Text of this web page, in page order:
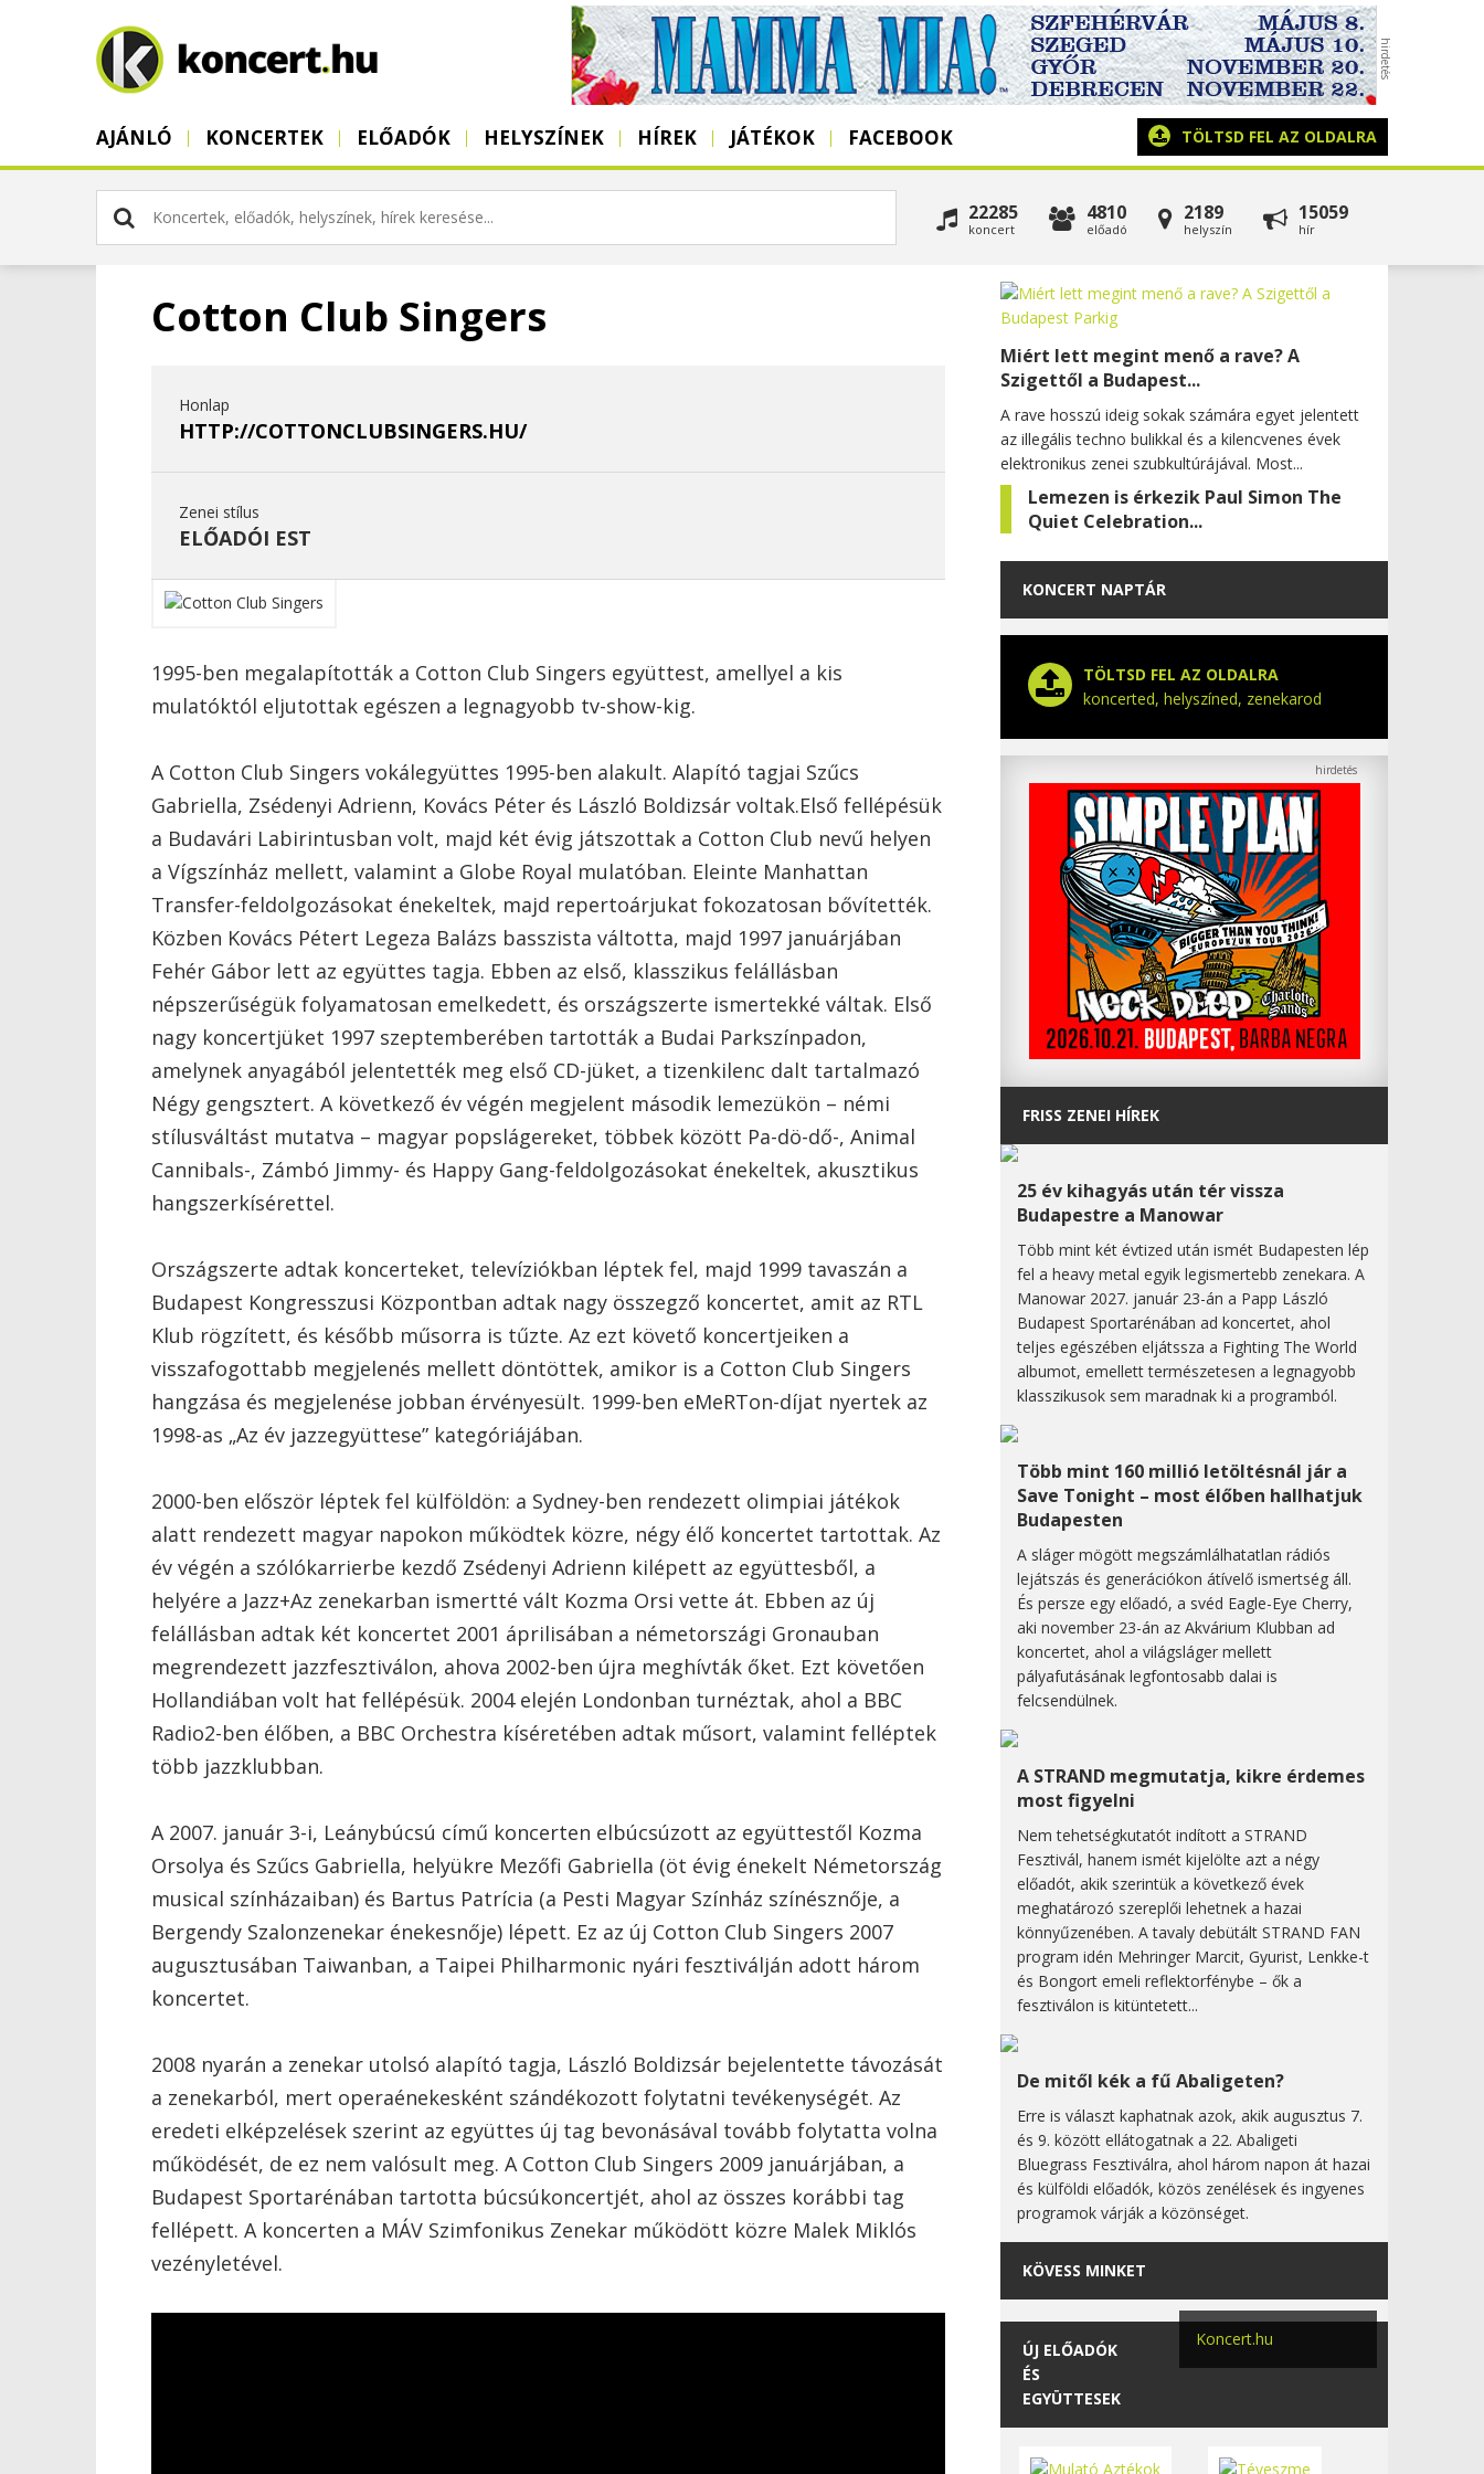
AJÁNLÓ KONCERTEK ELŐADÓK HELYSZÍNEK HÍREK JÁTÉKOK FACEBOOK TÖLTSD FEL AZ OLDALRA
22285
koncert
4810
előadó
2189
helyszín
15059
hír
Cotton Club Singers
Honlap
HTTP://COTTONCLUBSINGERS.HU/
Zenei stílus
ELŐADÓI EST
1995-ben megalapították a Cotton Club Singers együttest, amellyel a kis
mulatóktól eljutottak egészen a legnagyobb tv-show-kig.
A Cotton Club Singers vokálegyüttes 1995-ben alakult. Alapító tagjai Szűcs
Gabriella, Zsédenyi Adrienn, Kovács Péter és László Boldizsár voltak.Első fellépésük
a Budavári Labirintusban volt, majd két évig játszottak a Cotton Club nevű helyen
a Vígszínház mellett, valamint a Globe Royal mulatóban. Eleinte Manhattan
Transfer-feldolgozásokat énekeltek, majd repertoárjukat fokozatosan bővítették.
Közben Kovács Pétert Legeza Balázs basszista váltotta, majd 1997 januárjában
Fehér Gábor lett az együttes tagja. Ebben az első, klasszikus felállásban
népszerűségük folyamatosan emelkedett, és országszerte ismertekké váltak. Első
nagy koncertjüket 1997 szeptemberében tartották a Budai Parkszínpadon,
amelynek anyagából jelentették meg első CD-jüket, a tizenkilenc dalt tartalmazó
Négy gengsztert. A következő év végén megjelent második lemezükön – némi
stílusváltást mutatva – magyar popslágereket, többek között Pa-dö-dő-, Animal
Cannibals-, Zámbó Jimmy- és Happy Gang-feldolgozásokat énekeltek, akusztikus
hangszerkísérettel.
Országszerte adtak koncerteket, televíziókban léptek fel, majd 1999 tavaszán a
Budapest Kongresszusi Központban adtak nagy összegző koncertet, amit az RTL
Klub rögzített, és később műsorra is tűzte. Az ezt követő koncertjeiken a
visszafogottabb megjelenés mellett döntöttek, amikor is a Cotton Club Singers
hangzása és megjelenése jobban érvényesült. 1999-ben eMeRTon-díjat nyertek az
1998-as „Az év jazzegyüttese” kategóriájában.
2000-ben először léptek fel külföldön: a Sydney-ben rendezett olimpiai játékok
alatt rendezett magyar napokon működtek közre, négy élő koncertet tartottak. Az
év végén a szólókarrierbe kezdő Zsédenyi Adrienn kilépett az együttesből, a
helyére a Jazz+Az zenekarban ismertté vált Kozma Orsi vette át. Ebben az új
felállásban adtak két koncertet 2001 áprilisában a németországi Gronauban
megrendezett jazzfesztiválon, ahova 2002-ben újra meghívták őket. Ezt követően
Hollandiában volt hat fellépésük. 2004 elején Londonban turnéztak, ahol a BBC
Radio2-ben élőben, a BBC Orchestra kíséretében adtak műsort, valamint felléptek
több jazzklubban.
A 2007. január 3-i, Leánybúcsú című koncerten elbúcsúzott az együttestől Kozma
Orsolya és Szűcs Gabriella, helyükre Mezőfi Gabriella (öt évig énekelt Németország
musical színházaiban) és Bartus Patrícia (a Pesti Magyar Színház színésznője, a
Bergendy Szalonzenekar énekesnője) lépett. Ez az új Cotton Club Singers 2007
augusztusában Taiwanban, a Taipei Philharmonic nyári fesztiválján adott három
koncertet.
2008 nyarán a zenekar utolsó alapító tagja, László Boldizsár bejelentette távozását
a zenekarból, mert operaénekesként szándékozott folytatni tevékenységét. Az
eredeti elképzelések szerint az együttes új tag bevonásával tovább folytatta volna
működését, de ez nem valósult meg. A Cotton Club Singers 2009 januárjában, a
Budapest Sportarénában tartotta búcsúkoncertjét, ahol az összes korábbi tag
fellépett. A koncerten a MÁV Szimfonikus Zenekar működött közre Malek Miklós
vezényletével.
Miért lett megint menő a rave? A
Szigettől a Budapest...
A rave hosszú ideig sokak számára egyet jelentett
az illegális techno bulikkal és a kilencvenes évek
elektronikus zenei szubkultúrájával. Most...
Lemezen is érkezik Paul Simon The
Quiet Celebration...
KONCERT NAPTÁR
TÖLTSD FEL AZ OLDALRA
koncerted, helyszíned, zenekarod
FRISS ZENEI HÍREK
25 év kihagyás után tér vissza
Budapestre a Manowar
Több mint két évtized után ismét Budapesten lép
fel a heavy metal egyik legismertebb zenekara. A
Manowar 2027. január 23-án a Papp László
Budapest Sportarénában ad koncertet, ahol
teljes egészében eljátssza a Fighting The World
albumot, emellett természetesen a legnagyobb
klasszikusok sem maradnak ki a programból.
Több mint 160 millió letöltésnál jár a
Save Tonight – most élőben hallhatjuk
Budapesten
A sláger mögött megszámlálhatatlan rádiós
lejátszás és generációkon átívelő ismertség áll.
És persze egy előadó, a svéd Eagle-Eye Cherry,
aki november 23-án az Akvárium Klubban ad
koncertet, ahol a világsláger mellett
pályafutásának legfontosabb dalai is
felcsendülnek.
A STRAND megmutatja, kikre érdemes
most figyelni
Nem tehetségkutatót indított a STRAND
Fesztivál, hanem ismét kijelölte azt a négy
előadót, akik szerintük a következő évek
meghatározó szereplői lehetnek a hazai
könnyűzenében. A tavaly debütált STRAND FAN
program idén Mehringer Marcit, Gyurist, Lenkke-t
és Bongort emeli reflektorfénybe – ők a
fesztiválon is kitüntetett...
De mitől kék a fű Abaligeten?
Erre is választ kaphatnak azok, akik augusztus 7.
és 9. között ellátogatnak a 22. Abaligeti
Bluegrass Fesztiválra, ahol három napon át hazai
és külföldi előadók, közös zenélések és ingyenes
programok várják a közönséget.
KÖVESS MINKET
Koncert.hu
ÚJ ELŐADÓK
ÉS
EGYÜTTESEK